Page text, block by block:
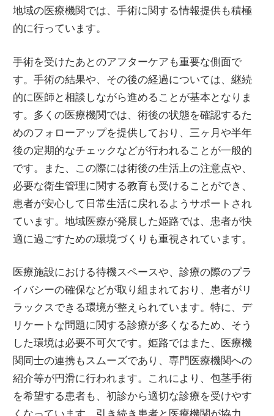
地域の医療機関では、手術に関する情報提供も積極
的に行っています。
手術を受けたあとのアフターケアも重要な側面で
す。手術の結果や、その後の経過については、継続
的に医師と相談しながら進めることが基本となりま
す。多くの医療機関では、術後の状態を確認するた
めのフォローアップを提供しており、三ヶ月や半年
後の定期的なチェックなどが行われることが一般的
です。また、この際には術後の生活上の注意点や、
必要な衛生管理に関する教育も受けることができ、
患者が安心して日常生活に戻れるようサポートされ
ています。地域医療が発展した姫路では、患者が快
適に過ごすための環境づくりも重視されています。
医療施設における待機スペースや、診療の際のプラ
イバシーの確保などが取り組まれており、患者がリ
ラックスできる環境が整えられています。特に、デ
リケートな問題に関する診療が多くなるため、そう
した環境は必要不可欠です。姫路ではまた、医療機
関同士の連携もスムーズであり、専門医療機関への
紹介等が円滑に行われます。これにより、包茎手術
を希望する患者も、初診から適切な診療を受けやす